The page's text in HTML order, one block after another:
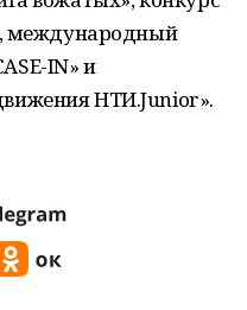
международный
IN» и
НТИ.Junior».